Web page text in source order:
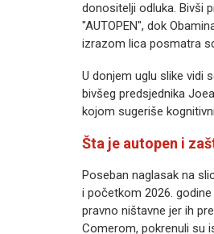
donositelji odluka. Bivši
"AUTOPEN", dok
izrazom lica posmatra
U donjem uglu slike vidi
bivšeg predsjednika
kojom sugeriše
Šta je autopen i
Poseban naglasak na
i početkom 2026.
pravno ništavne jer ih
Comerom, pokrenuli su